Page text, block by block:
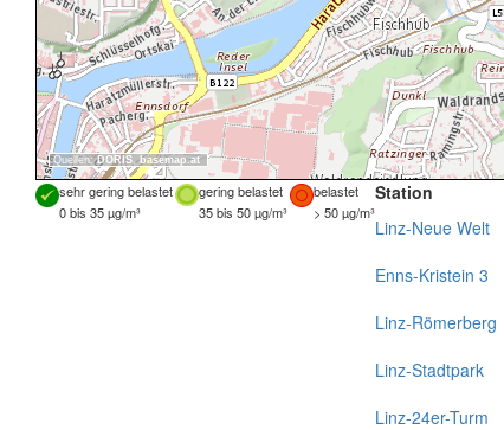
Quellen:DORIS, basemap.at
sehr gering belastet gering belastet
belastet
0 bis 35 µg/m³
35 bis 50 µg/m³ > 50 µg/m³
Station
Linz-Neue Welt
Enns-Kristein 3
Linz-Römerberg
Linz-Stadtpark
Linz-24er-Turm